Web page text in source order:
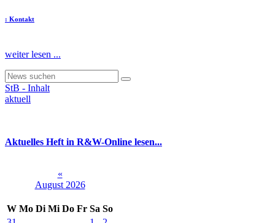
: Kontakt
weiter lesen ...
StB - Inhalt
aktuell
Aktuelles Heft in R&W-Online lesen...
«
August 2026
W Mo Di Mi Do Fr Sa So